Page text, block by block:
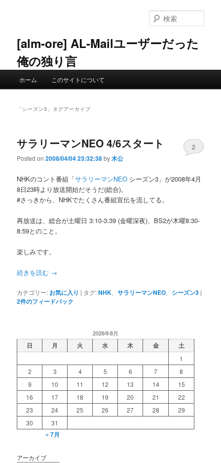
ン
へ
ツ
移
[alm-ore] AL-Mailユーザーだった
俺の独り言
索
ホーム このサイトについて
「 シーズン3 」タグアーカイブ
サラリーマンNEO 4/6スタート
Posted on2008/04/04 23:32:38by木公
2
NHKのコント番組「サラリーマンNEO シーズン3」が2008年4月
8日23時より放送開始だそうだ(総合)。
#さっきから、NHKでたくさん番組宣伝を流してる。
再放送は、総合が土曜日 3:10-3:39 (金曜深夜)、BS2が木曜8:30-
8:59とのこと。
楽しみです。
続きを読む →
カテゴリー: お気に入り | タグ:NHK 、サラリーマンNEO シーズン3 |
2件のフィードバック
2026年8月
日 月 火 水 木 金 土
1
2
3 4 5 6 7
8
9
10 11 12 13 14
15
16
17 18 19 20 21
22
23
24 25 26 27 28
29
30
31
« 7月
アーカイブ